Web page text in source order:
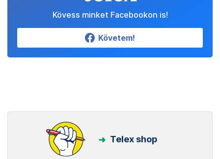
Kövess minket Facebookon is!
Követem!
Telex shop